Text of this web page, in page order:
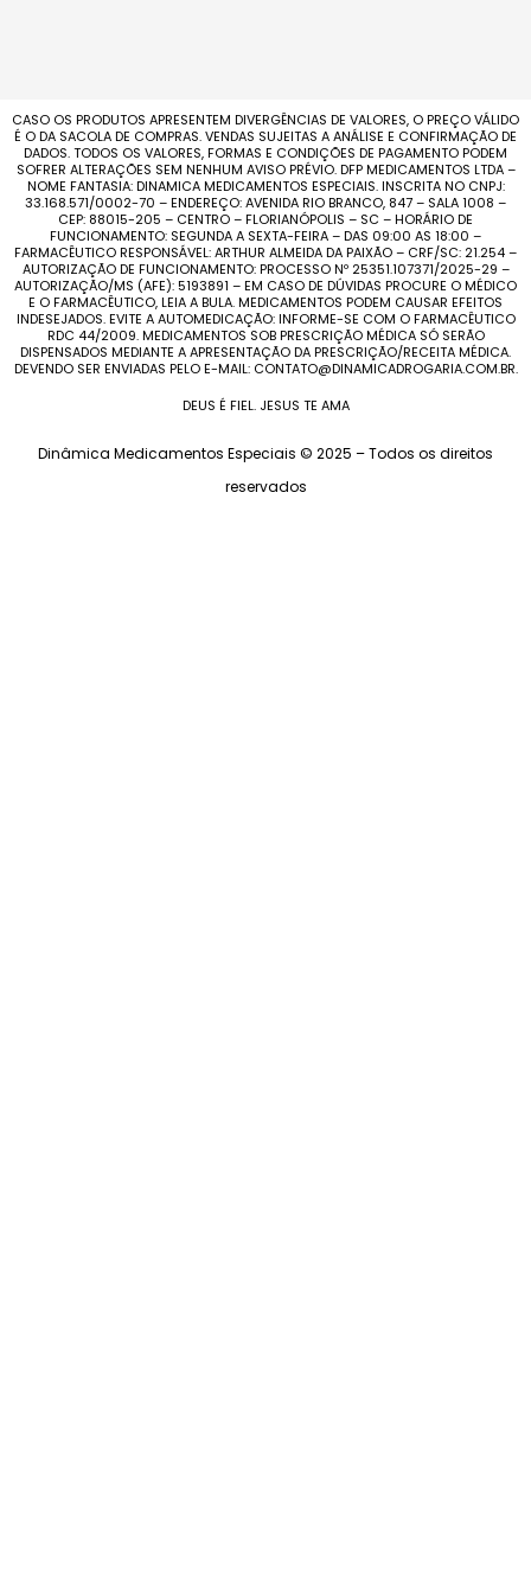
CASO OS PRODUTOS APRESENTEM DIVERGÊNCIAS DE VALORES, O PREÇO VÁLIDO
É O DA SACOLA DE COMPRAS. VENDAS SUJEITAS A ANÁLISE E CONFIRMAÇÃO DE
DADOS. TODOS OS VALORES, FORMAS E CONDIÇÕES DE PAGAMENTO PODEM
SOFRER ALTERAÇÕES SEM NENHUM AVISO PRÉVIO. DFP MEDICAMENTOS LTDA –
NOME FANTASIA: DINAMICA MEDICAMENTOS ESPECIAIS. INSCRITA NO CNPJ:
33.168.571/0002-70 – ENDEREÇO: AVENIDA RIO BRANCO, 847 – SALA 1008 –
CEP: 88015-205 – CENTRO – FLORIANÓPOLIS – SC – HORÁRIO DE
FUNCIONAMENTO: SEGUNDA A SEXTA-FEIRA – DAS 09:00 AS 18:00 –
FARMACÊUTICO RESPONSÁVEL: ARTHUR ALMEIDA DA PAIXÃO – CRF/SC: 21.254 –
AUTORIZAÇÃO DE FUNCIONAMENTO: PROCESSO Nº 25351.107371/2025-29 –
AUTORIZAÇÃO/MS (AFE): 5193891 – EM CASO DE DÚVIDAS PROCURE O MÉDICO
E O FARMACÊUTICO, LEIA A BULA. MEDICAMENTOS PODEM CAUSAR EFEITOS
INDESEJADOS. EVITE A AUTOMEDICAÇÃO: INFORME-SE COM O FARMACÊUTICO
RDC 44/2009. MEDICAMENTOS SOB PRESCRIÇÃO MÉDICA SÓ SERÃO
DISPENSADOS MEDIANTE A APRESENTAÇÃO DA PRESCRIÇÃO/RECEITA MÉDICA.
DEVENDO SER ENVIADAS PELO E-MAIL: CONTATO@DINAMICADROGARIA.COM.BR.
DEUS É FIEL. JESUS TE AMA
Dinâmica Medicamentos Especiais © 2025 – Todos os direitos
reservados